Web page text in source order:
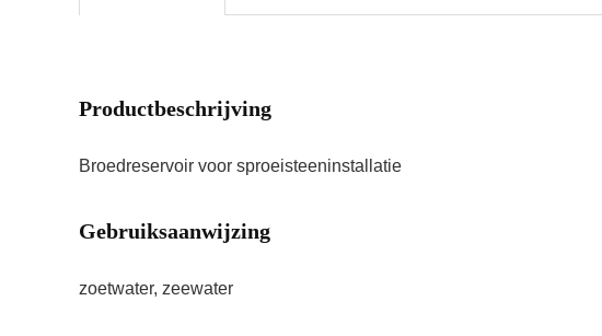
Productbeschrijving
Broedreservoir voor sproeisteeninstallatie
Gebruiksaanwijzing
zoetwater, zeewater